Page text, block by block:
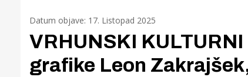
Datum objave: 17. Listopad 2025
VRHUNSKI
grafike Leon